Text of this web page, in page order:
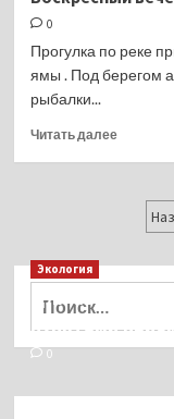
Луговая
0
Прогулка по реке
ямы . Под берегом
рыбалки...
Читать далее
вечерок
Экология
Для
пунктами
0